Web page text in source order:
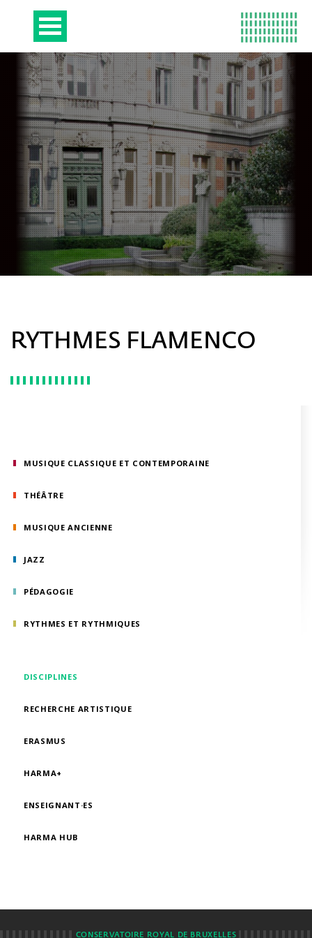
MUSIQUE CLASSIQUE ET CONTEMPORAINE
THÉÂTRE
MUSIQUE ANCIENNE
JAZZ
PÉDAGOGIE
RYTHMES ET RYTHMIQUES
DISCIPLINES
RECHERCHE ARTISTIQUE
ERASMUS
HARMA+
ENSEIGNANT·ES
HARMA HUB
RYTHMES FLAMENCO
CONSERVATOIRE ROYAL DE BRUXELLES